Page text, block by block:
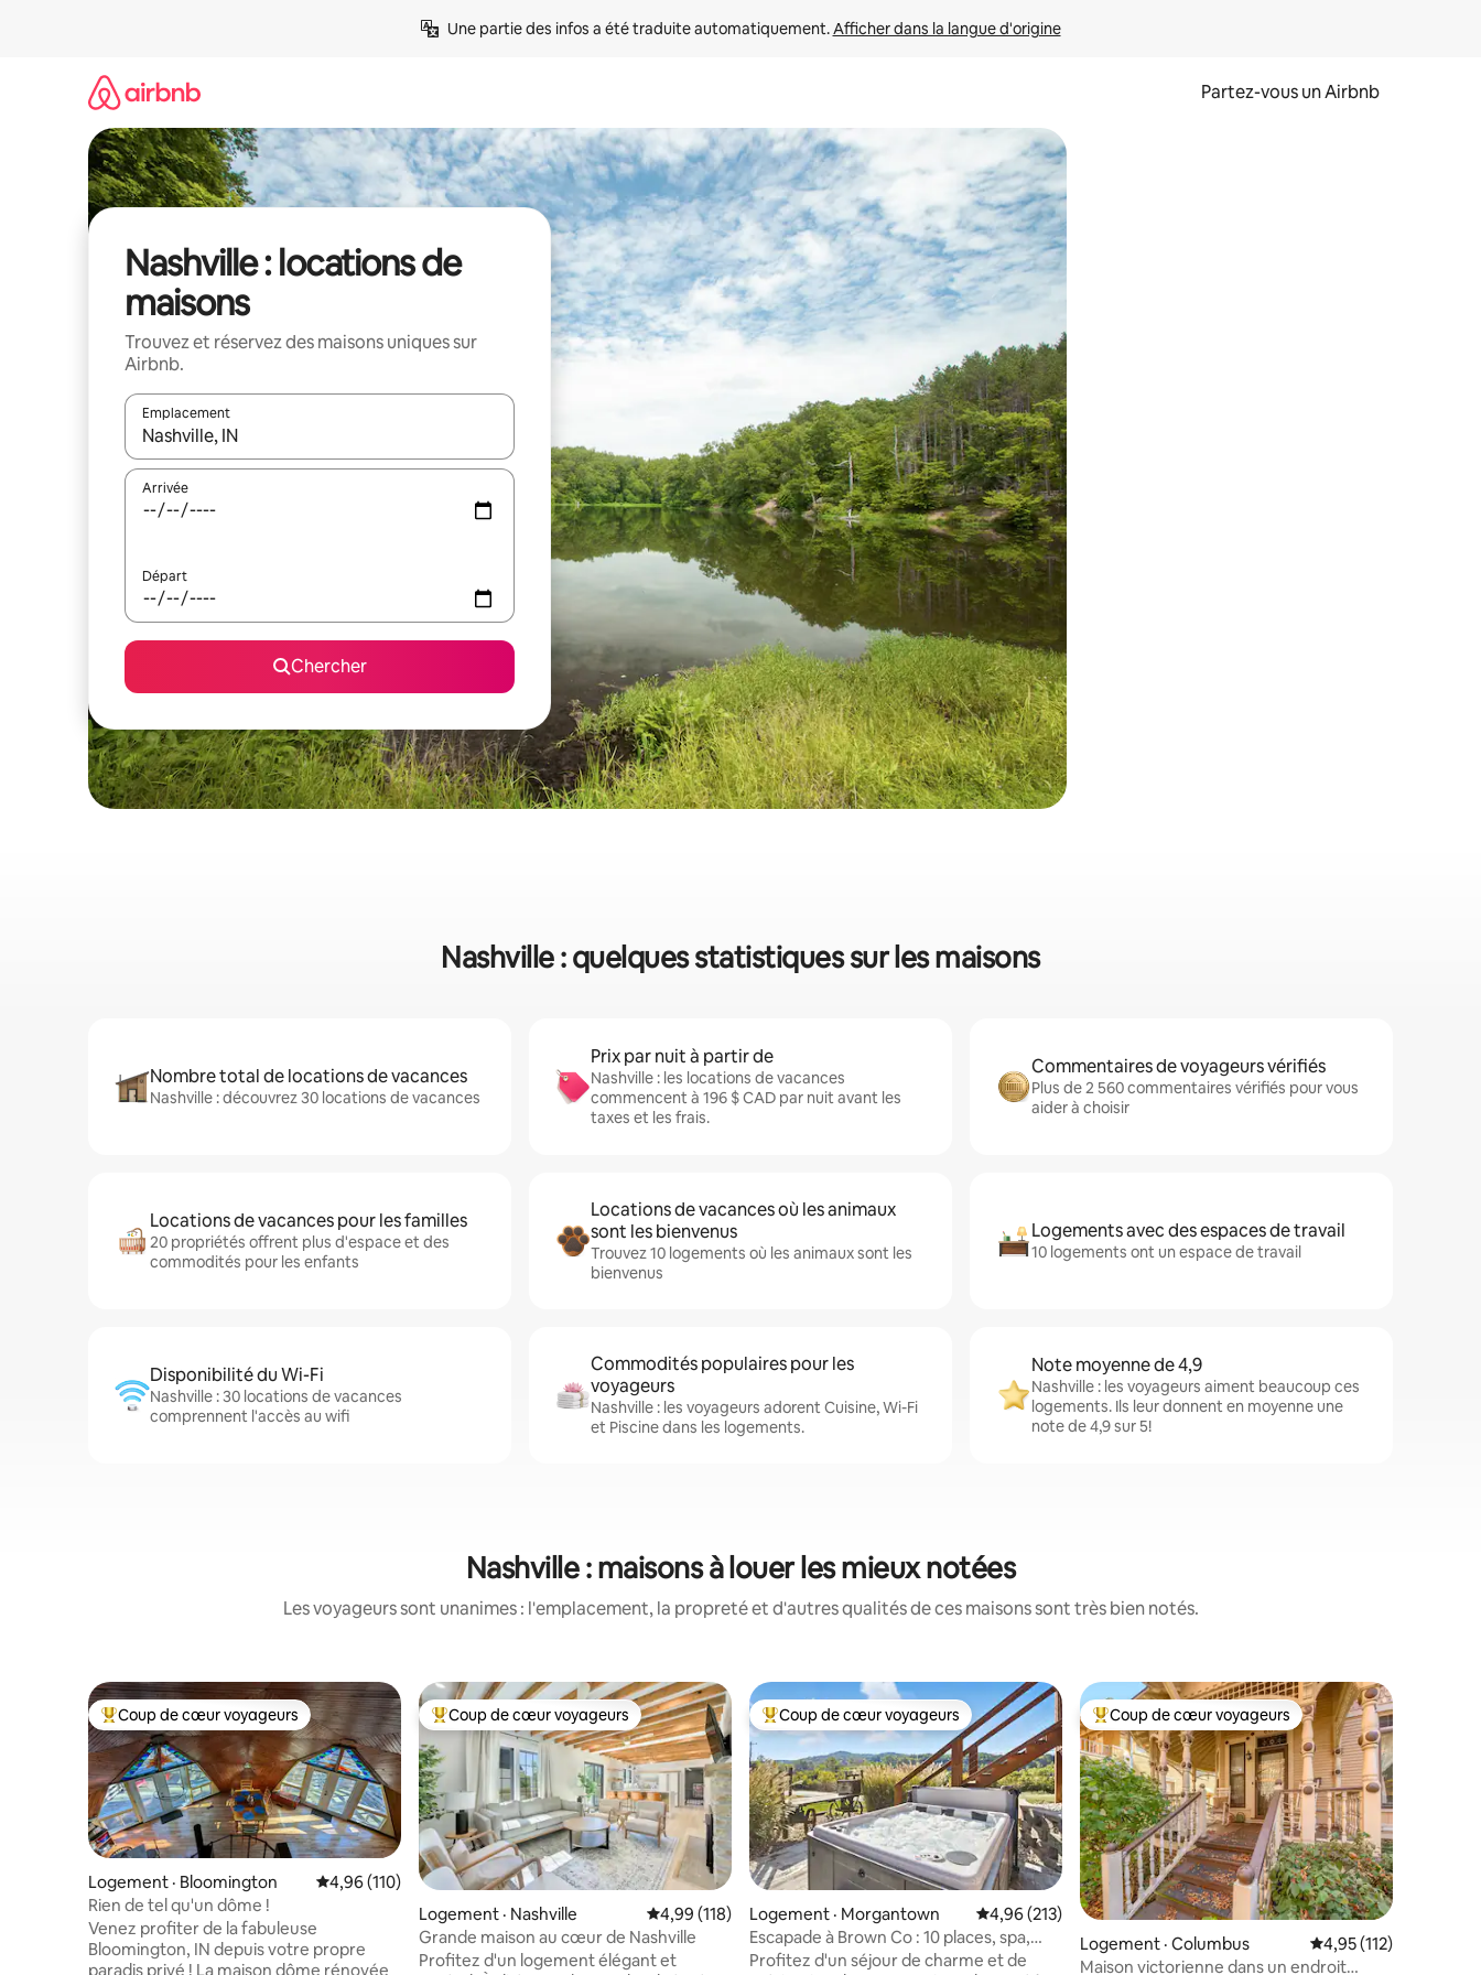
Une partie des infos a été traduite automatiquement. Afficher dans la langue d'origine
Partez-vous un Airbnb
Nashville : locations de
maisons
Trouvez et réservez des maisons uniques sur
Airbnb.
Emplacement
Quand les résultats sont affichés, parcourez-les en utilisant les flèches vers le haut et vers le bas, ou en appuyant dessus et en les faisant glisser.
Arrivée
Départ
Chercher
Nashville : quelques statistiques sur les maisons
Nombre total de locations de vacances
Nashville : découvrez 30 locations de vacances
Prix par nuit à partir de
Nashville : les locations de vacances
commencent à 196 $ CAD par nuit avant les
taxes et les frais.
Commentaires de voyageurs vérifiés
Plus de 2 560 commentaires vérifiés pour vous
aider à choisir
Locations de vacances pour les familles
20 propriétés offrent plus d'espace et des
commodités pour les enfants
Locations de vacances où les animaux
sont les bienvenus
Trouvez 10 logements où les animaux sont les
bienvenus
Logements avec des espaces de travail
10 logements ont un espace de travail
Disponibilité du Wi-Fi
Nashville : 30 locations de vacances
comprennent l'accès au wifi
Commodités populaires pour les
voyageurs
Nashville : les voyageurs adorent Cuisine, Wi-Fi
et Piscine dans les logements.
Note moyenne de 4,9
Nashville : les voyageurs aiment beaucoup ces
logements. Ils leur donnent en moyenne une
note de 4,9 sur 5!
Nashville : maisons à louer les mieux notées
Les voyageurs sont unanimes : l'emplacement, la propreté et d'autres qualités de ces maisons sont très bien notés.
Coup de cœur voyageurs parmi les plus aimés
Coup de cœur voyageurs
Logement · Bloomington Note moyenne de 4,96 sur 5, 110 commentaires
4,96 (110)
Rien de tel qu'un dôme !
Venez profiter de la fabuleuse
Bloomington, IN depuis votre propre
paradis privé ! La maison dôme rénovée
Coup de cœur voyageurs parmi les plus aimés
Coup de cœur voyageurs
Logement · Nashville Note moyenne de 4,99 sur 5, 118 commentaires
4,99 (118)
Grande maison au cœur de Nashville
Profitez d'un logement élégant et
Coup de cœur voyageurs parmi les plus aimés
Coup de cœur voyageurs
Logement · Morgantown Note moyenne de 4,96 sur 5, 213 commentaires
4,96 (213)
Escapade à Brown Co : 10 places, spa,
foyer, barbecue
Profitez d'un séjour de charme et de
Coup de cœur voyageurs parmi les plus aimés
Coup de cœur voyageurs
Logement · Columbus Note moyenne de
4,95 (112)
Maison victorienne dans un endroit